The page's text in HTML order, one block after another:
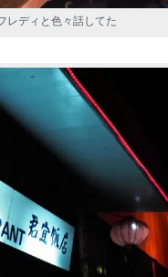
レディと色々話してた